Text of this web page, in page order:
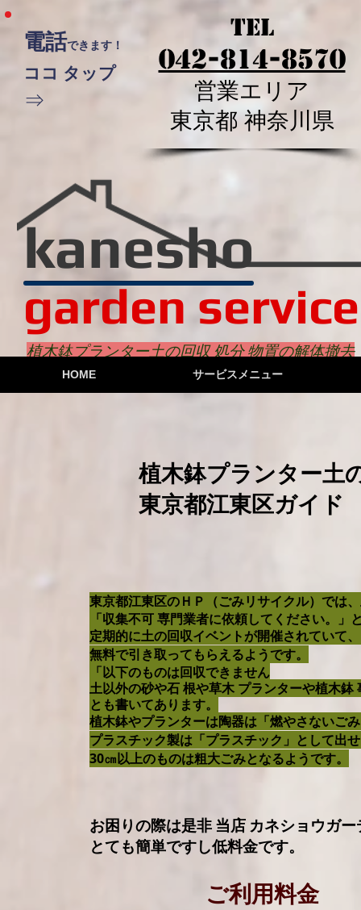
kanesho
garden service
植木鉢プランター土の回収 処分 物置の解体撤去
tel
042-814-8570
営業エリア
​東京都 神奈川県
電話できます！
ココ タップ
⇒
植木鉢プランター
東京都江東区ガイド
東京都江東区のＨＰ（ごみリサイクル）では
「収集不可 専門業者に依頼してください。」
定期的に土の回収イベントが開催されていて
無料で引き取ってもらえるようです。
「以下のものは回収できません
土以外の砂や石根や草木 プランターや植木鉢
とも書いてあります。
植木鉢やプランターは陶器は「燃やさないご
プラスチック製は「プラスチック」として出
30㎝以上のものは粗大ごみとなるようです。
お困りの際は是非 当店 カネショウガ
とても簡単ですし低料金です。
ご利用料金
HOME サービスメニュー